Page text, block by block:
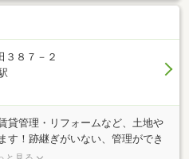
３８７－２
貸管理・リフォームなど、土地や
す！跡継ぎがいない、管理ができ
ない土地を売りたい、借り手を探